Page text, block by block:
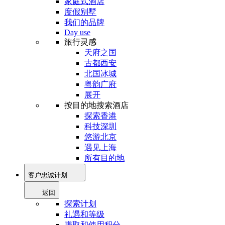
度假别墅
我们的品牌
Day use
旅行灵感
天府之国
古都西安
北国冰城
粤韵广府
展开
按目的地搜索酒店
探索香港
科技深圳
悠游北京
遇见上海
所有目的地
客户忠诚计划
返回
探索计划
礼遇和等级